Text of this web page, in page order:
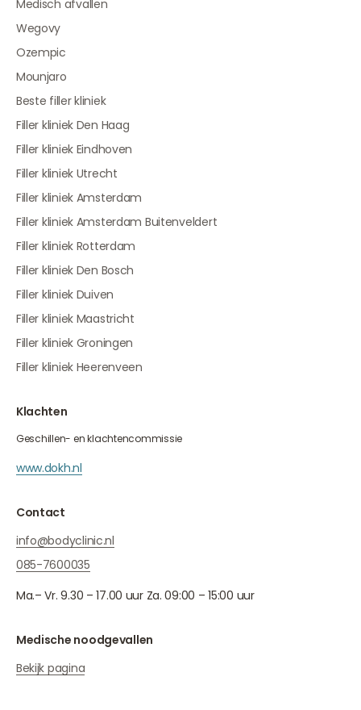
Medisch afvallen
Wegovy
Ozempic
Mounjaro
Beste filler kliniek
Filler kliniek Den Haag
Filler kliniek Eindhoven
Filler kliniek Utrecht
Filler kliniek Amsterdam
Filler kliniek Amsterdam Buitenveldert
Filler kliniek Rotterdam
Filler kliniek Den Bosch
Filler kliniek Duiven
Filler kliniek Maastricht
Filler kliniek Groningen
Filler kliniek Heerenveen
Klachten
Geschillen- en klachtencommissie
www.dokh.nl
Contact
info@bodyclinic.nl
085-7600035
Ma.– Vr. 9.30 – 17.00 uur Za. 09:00 – 15:00 uur
Medische noodgevallen
Bekijk pagina